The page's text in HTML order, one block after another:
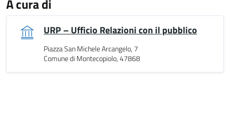
A cura di
URP – Ufficio Relazioni con il pubblico
Piazza San Michele Arcangelo, 7
Comune di Montecopiolo, 47868